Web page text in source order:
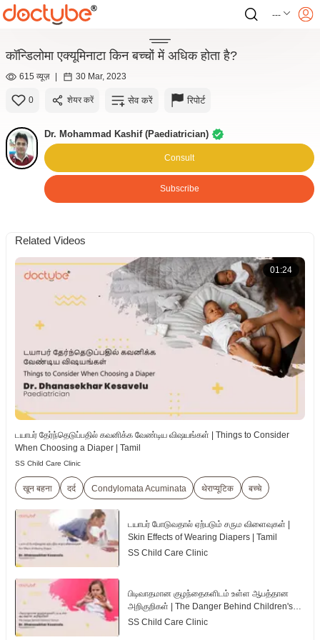
---
कॉन्डिलोमा एक्यूमिनाटा किन बच्चों में अधिक होता है?
615 व्यूज़ | 30 Mar, 2023
0 शेयर करें सेव करें रिपोर्ट
Dr. Mohammad Kashif (Paediatrician)
Consult
Subscribe
Related Videos
01:24
டயாபர் தேர்ந்தெடுப்பதில் கவனிக்க வேண்டிய விஷயங்கள் | Things to Consider
When Choosing a Diaper | Tamil
SS Child Care Clinic
खून बहना दर्द Condylomata Acuminata थेराप्यूटिक बच्चे
டயாபர் போடுவதால் ஏற்படும் சரும விளைவுகள் |
Skin Effects of Wearing Diapers | Tamil
SS Child Care Clinic
பிடிவாதமான குழந்தைகளிடம் உள்ள ஆபத்தான
அறிகுறிகள் | The Danger Behind Children's
Tantrum | Tamil
SS Child Care Clinic